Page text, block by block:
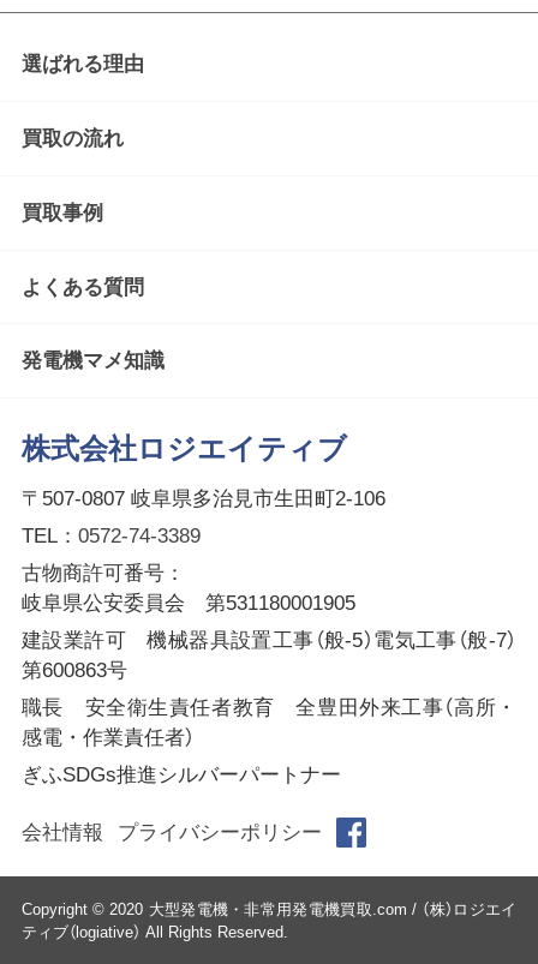
株式会社ロジエイティブ
〒507-0807 岐阜県多治見市生田町2-106
TEL： 0572-74-3389
古物商許可番号：
岐阜県公安委員会 第531180001905
建設業許可 機械器具設置工事（般-5）電気工事（般-7）
第600863号
職長 安全衛生責任者教育 全豊田外来工事（高所・
感電・作業責任者）
ぎふSDGs推進シルバーパートナー
選ばれる理由
買取の流れ
買取事例
よくある質問
発電機マメ知識
会社情報 プライバシーポリシー
Copyright © 2020 大型発電機・非常用発電機買取.com / （株）ロジエイ
ティブ（logiative） All Rights Reserved.